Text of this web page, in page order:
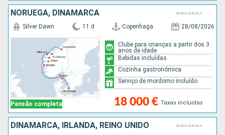
NORUEGA, DINAMARCA
Pensão completa
Silver Dawn 11 d Copenhaga 28/08/2026
18 000 € Taxas incluídas
Clube para crianças a partir dos 3
anos de idade
Bebidas incluídas
Cozinha gastronómica
Serviço de mordomo incluído
DINAMARCA, IRLANDA, REINO UNIDO